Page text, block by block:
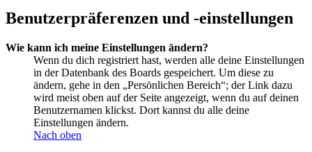
Benutzerpräferenzen und -einstellungen
Wie kann ich meine Einstellungen ändern?
Wenn du dich registriert hast, werden alle deine Einstellungen
in der Datenbank des Boards gespeichert. Um diese zu
ändern, gehe in den „Persönlichen Bereich“; der Link dazu
wird meist oben auf der Seite angezeigt, wenn du auf deinen
Benutzernamen klickst. Dort kannst du alle deine
Einstellungen ändern.
Nach oben